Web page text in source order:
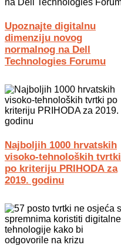
Upoznajte digitalnu
dimenziju novog
normalnog na Dell
Technologies Forumu
Najboljih 1000 hrvatskih
visoko-tehnoloških tvrtki
po kriteriju PRIHODA za
2019. godinu